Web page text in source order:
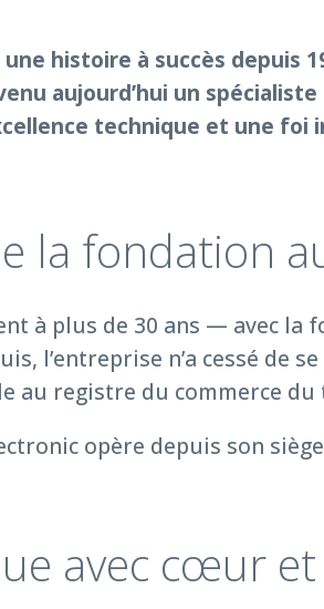
histoire à succès depuis
aujourd’hui un
technique et une foi
la fondation
à plus de 30 ans — avec la
l’entreprise n’a cessé de
au registre du commerce
opère depuis son
avec cœur